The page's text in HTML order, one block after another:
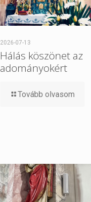
2026-07-13
Hálás köszönet az
adományokért
Tovább olvasom